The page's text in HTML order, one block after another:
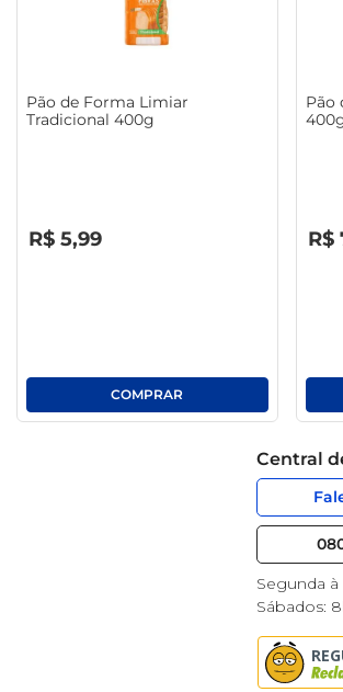
Pão de Forma Limiar
Tradicional 400g
R$ 5,99
Pão
R$
Central
Segunda à
Sábados: